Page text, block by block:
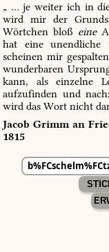
„ … je weiter ich in
wird mir der
Wörtchen bloß eine
hat eine unendliche
scheinen mir
wunderbaren
kann, als einzelne
aufzufinden und
wird das Wort nicht
Jacob Grimm an
1815